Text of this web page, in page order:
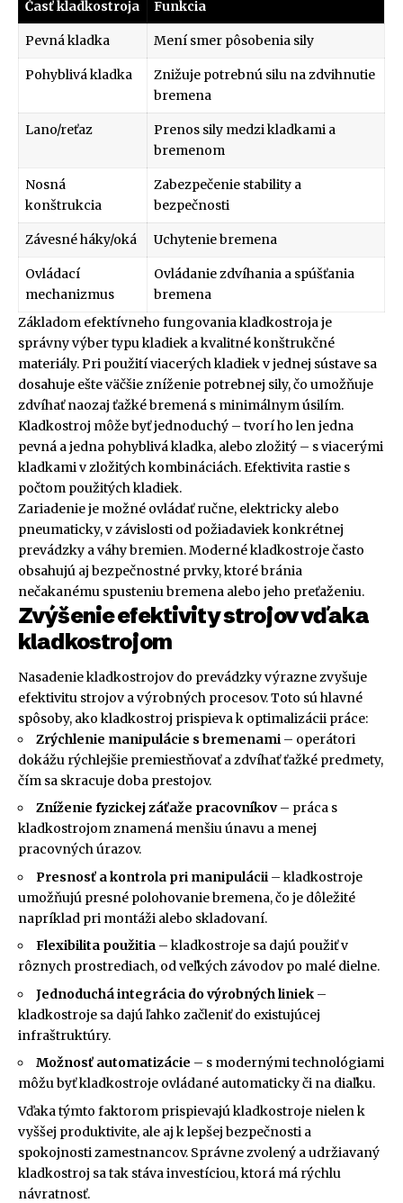
Časť kladkostroja Funkcia
Pevná kladka Mení smer pôsobenia sily
Pohyblivá kladka
Znižuje potrebnú silu na zdvihnutie
bremena
Lano/reťaz
Prenos sily medzi kladkami a
bremenom
Nosná
konštrukcia
Zabezpečenie stability a
bezpečnosti
Závesné háky/oká Uchytenie bremena
Ovládací
mechanizmus
Ovládanie zdvíhania a spúšťania
bremena
Základom efektívneho fungovania kladkostroja je
správny výber typu kladiek a kvalitné konštrukčné
materiály. Pri použití viacerých kladiek v jednej sústave sa
dosahuje ešte väčšie zníženie potrebnej sily, čo umožňuje
zdvíhať naozaj ťažké bremená s minimálnym úsilím.
Kladkostroj môže byť jednoduchý – tvorí ho len jedna
pevná a jedna pohyblivá kladka, alebo zložitý – s viacerými
kladkami v zložitých kombináciách. Efektivita rastie s
počtom použitých kladiek.
Zariadenie je možné ovládať ručne, elektricky alebo
pneumaticky, v závislosti od požiadaviek konkrétnej
prevádzky a váhy bremien. Moderné kladkostroje často
obsahujú aj bezpečnostné prvky, ktoré bránia
nečakanému spusteniu bremena alebo jeho preťaženiu.
Zvýšenie efektivity strojov vďaka
kladkostrojom
Nasadenie kladkostrojov do prevádzky výrazne zvyšuje
efektivitu strojov a výrobných procesov. Toto sú hlavné
spôsoby, ako kladkostroj prispieva k optimalizácii práce:
Zrýchlenie manipulácie s bremenami – operátori
dokážu rýchlejšie premiestňovať a zdvíhať ťažké predmety,
čím sa skracuje doba prestojov.
Zníženie fyzickej záťaže pracovníkov– práca s
kladkostrojom znamená menšiu únavu a menej
pracovných úrazov.
Presnosť a kontrola pri manipulácii – kladkostroje
umožňujú presné polohovanie bremena, čo je dôležité
napríklad pri montáži alebo skladovaní.
Flexibilita použitia – kladkostroje sa dajú použiť v
rôznych prostrediach, od veľkých závodov po malé dielne.
Jednoduchá integrácia do výrobných liniek –
kladkostroje sa dajú ľahko začleniť do existujúcej
infraštruktúry.
Možnosť automatizácie – s modernými technológiami
môžu byť kladkostroje ovládané automaticky či na diaľku.
Vďaka týmto faktorom prispievajú kladkostroje nielen k
vyššej produktivite, ale aj k lepšej bezpečnosti a
spokojnosti zamestnancov. Správne zvolený a udržiavaný
kladkostroj sa tak stáva investíciou, ktorá má rýchlu
návratnosť.